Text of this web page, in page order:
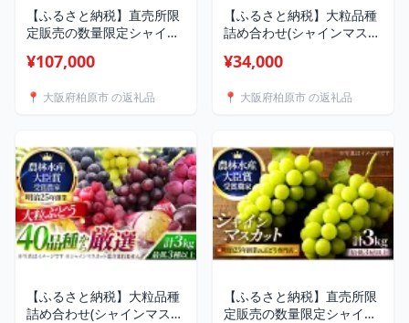
【ふるさと納税】直売所限
定販売の数量限定シャイン
下旬～8月上旬発送 お届
旬
¥107,000
📍 大阪府柏原市 の返礼品
【ふるさと納税】大粒品種
詰め合わせ(シャインマスカ
け：2026年7月下旬～8月上
¥34,000
📍 大阪府柏原市 の返礼品
【ふるさと納税】大粒品種
詰め合わせ(シャインマスカ
【ふるさと納税】直売所限
定販売の数量限定シャイン